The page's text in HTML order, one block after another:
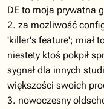
DE to moja prywatna
2. za możliwość
'killer's feature'; miał
niestety ktoś pokpił
sygnał dla innych
większości swoich
3. nowoczesny